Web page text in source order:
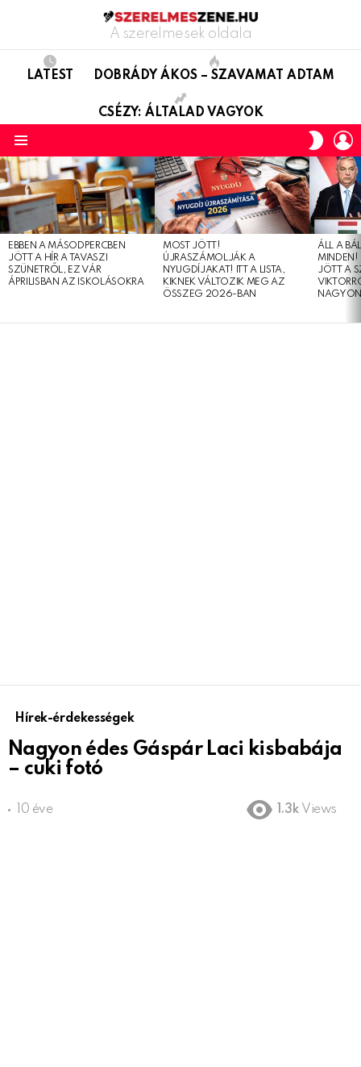
A szerelmesek oldala
LATEST DOBRÁDY ÁKOS – SZAVAMAT ADTAM
CSÉZY: ÁLTALAD VAGYOK
SKIN
LATEST
STORIES
EBBEN A MÁSODPERCBEN
JÖTT A HÍR A TAVASZI
SZÜNETRŐL, EZ VÁR
ÁPRILISBAN AZ ISKOLÁSOKRA
MOST JÖTT!
ÚJRASZÁMOLJÁK A
NYUGDÍJAKAT! ITT A LISTA,
KIKNEK VÁLTOZIK MEG AZ
ÖSSZEG 2026-BAN
ÁLL A
MINDEN!
JÖTT A
Hírek-érdekességek
Nagyon édes Gáspár Laci kisbabája
– cuki fotó
10 éve 1.3k Views